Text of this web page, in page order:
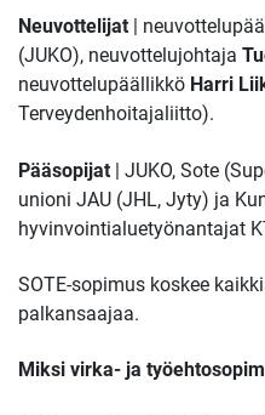
Neuvottelijat |
(JUKO), neuvottelujohtaja
neuvottelupäällikkö Harri
Terveydenhoitajaliitto).
Pääsopijat | JUKO, Sote
unioni JAU (JHL, Jyty) ja
hyvinvointialuetyönantajat
SOTE-sopimus koskee
palkansaajaa.
Miksi virka- ja